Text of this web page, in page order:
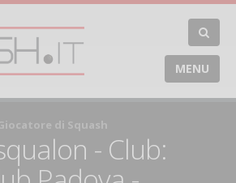
MENU
di Squash
- Club: